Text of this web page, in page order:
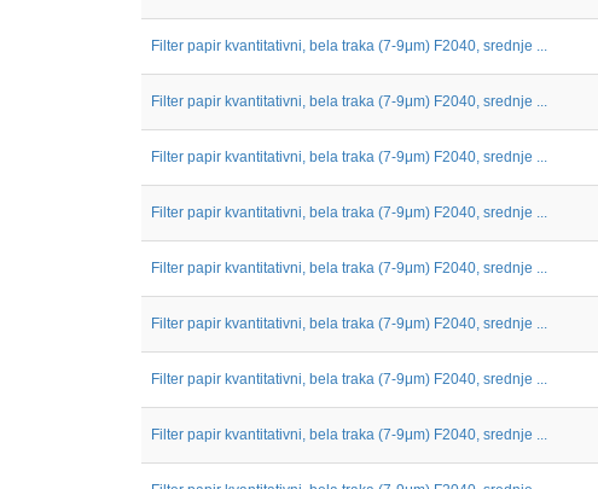
Filter papir kvantitativni, bela traka (7-9μm) F2040, srednje ...
Filter papir kvantitativni, bela traka (7-9μm) F2040, srednje ...
Filter papir kvantitativni, bela traka (7-9μm) F2040, srednje ...
Filter papir kvantitativni, bela traka (7-9μm) F2040, srednje ...
Filter papir kvantitativni, bela traka (7-9μm) F2040, srednje ...
Filter papir kvantitativni, bela traka (7-9μm) F2040, srednje ...
Filter papir kvantitativni, bela traka (7-9μm) F2040, srednje ...
Filter papir kvantitativni, bela traka (7-9μm) F2040, srednje ...